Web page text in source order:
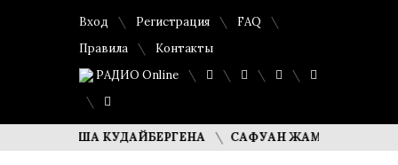
Вход Регистрация
FAQ
Правила
Контакты
РАДИО Online
ДИМАША КУДАЙБЕРГЕНА САФУАН ЖАМПЕИСОВ: «МЫ